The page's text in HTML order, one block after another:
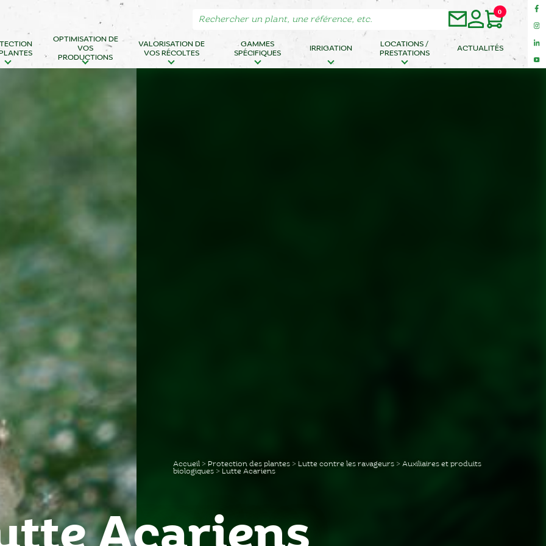
0
OPTIMISATION DE
VOS
PRODUCTIONS
VALORISATION DE
VOS RÉCOLTES
GAMMES
SPÉCIFIQUES
IRRIGATION
LOCATIONS /
PRESTATIONS
ACTUALITÉS
Accueil > Protection des plantes > Lutte contre les ravageurs > Auxiliaires et produits
biologiques > Lutte Acariens